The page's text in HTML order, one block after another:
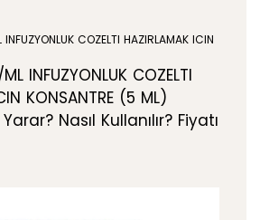
INFUZYONLUK COZELTI
KONSANTRE (5 ML)
Nasıl Kullanılır? Fiyatı